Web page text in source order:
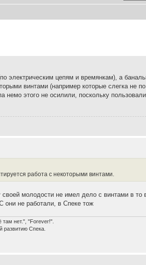
электрическим цепям и времянкам), а
винтами (например которые слегка не
немо этого не осилили, поскольку
работа с некоторыми винтами.
молодости не имел дело с винтами в то
они не работали, в Спеке тож
нет.", "Forever!".
Спека.